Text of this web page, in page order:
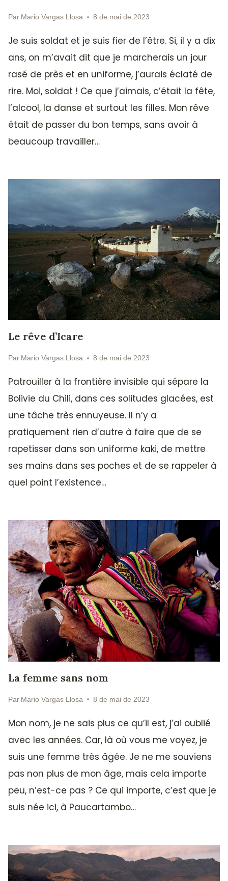
Par Mario Vargas Llosa 8 de mai de 2023
Je suis soldat et je suis fier de l’être. Si, il y a dix
ans, on m’avait dit que je marcherais un jour
rasé de près et en uniforme, j’aurais éclaté de
rire. Moi, soldat ! Ce que j’aimais, c’était la fête,
l’alcool, la danse et surtout les filles. Mon rêve
était de passer du bon temps, sans avoir à
beaucoup travailler…
Le rêve d’Icare
Par Mario Vargas Llosa 8 de mai de 2023
Patrouiller à la frontière invisible qui sépare la
Bolivie du Chili, dans ces solitudes glacées, est
une tâche très ennuyeuse. Il n’y a
pratiquement rien d’autre à faire que de se
rapetisser dans son uniforme kaki, de mettre
ses mains dans ses poches et de se rappeler à
quel point l’existence…
La femme sans nom
Par Mario Vargas Llosa 8 de mai de 2023
Mon nom, je ne sais plus ce qu’il est, j’ai oublié
avec les années. Car, là où vous me voyez, je
suis une femme très âgée. Je ne me souviens
pas non plus de mon âge, mais cela importe
peu, n’est-ce pas ? Ce qui importe, c’est que je
suis née ici, à Paucartambo…